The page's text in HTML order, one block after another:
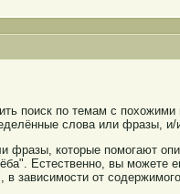
поиск по темам с
слова или фразы,
фразы, которые помогают
Естественно, вы можете
зависимости от